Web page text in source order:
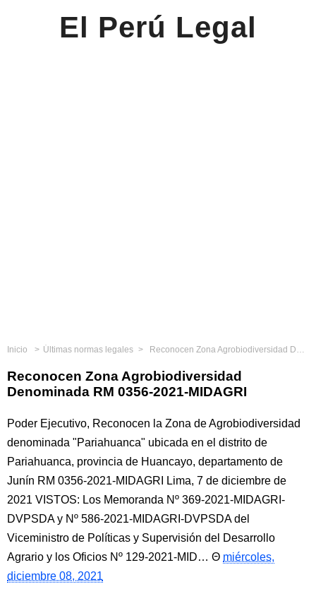
El Perú Legal
Inicio Últimas normas legales Reconocen Zona Agrobiodiversidad Denominada RM 0356-2021-MIDAGRI
Reconocen Zona Agrobiodiversidad
Denominada RM 0356-2021-MIDAGRI
Poder Ejecutivo, Reconocen la Zona de Agrobiodiversidad
denominada "Pariahuanca" ubicada en el distrito de
Pariahuanca, provincia de Huancayo, departamento de
Junín RM 0356-2021-MIDAGRI Lima, 7 de diciembre de
2021 VISTOS: Los Memoranda Nº 369-2021-MIDAGRI-
DVPSDA y Nº 586-2021-MIDAGRI-DVPSDA del
Viceministro de Políticas y Supervisión del Desarrollo
Agrario y los Oficios Nº 129-2021-MID…
miércoles,
diciembre 08, 2021